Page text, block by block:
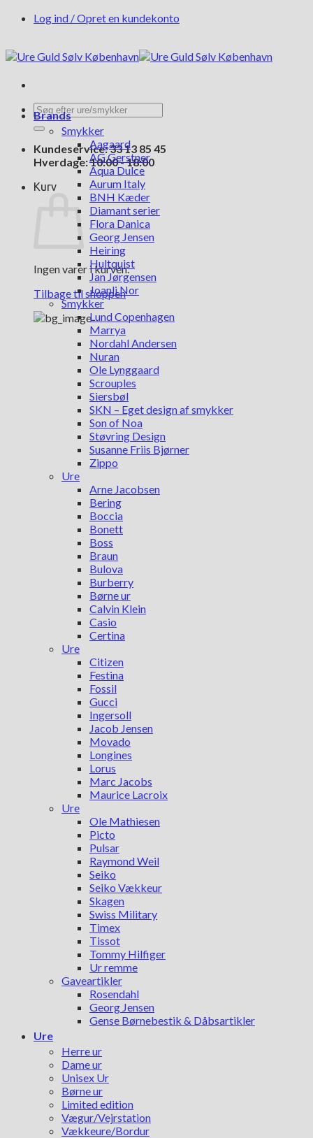
FortsætLog ind / Opret en kundekonto
Søg
efter:
Kundeservice: 33 13 85 45
Hverdage: 10:00 - 18:00
Kurv
Ingen varer i kurven.
Tilbage til shoppen
Brands
Smykker
Aagaard
AG Gerstner
Aqua Dulce
Aurum Italy
BNH Kæder
Diamant serier
Flora Danica
Georg Jensen
Heiring
Hultquist
Jan Jørgensen
Joanli Nor
Smykker
Lund Copenhagen
Marrya
Nordahl Andersen
Nuran
Ole Lynggaard
Scrouples
Siersbøl
SKN – Eget design af smykker
Son of Noa
Støvring Design
Susanne Friis Bjørner
Zippo
Ure
Arne Jacobsen
Bering
Boccia
Bonett
Boss
Braun
Bulova
Burberry
Børne ur
Calvin Klein
Casio
Certina
Ure
Citizen
Festina
Fossil
Gucci
Ingersoll
Jacob Jensen
Movado
Longines
Lorus
Marc Jacobs
Maurice Lacroix
Ure
Ole Mathiesen
Picto
Pulsar
Raymond Weil
Seiko
Seiko Vækkeur
Skagen
Swiss Military
Timex
Tissot
Tommy Hilfiger
Ur remme
Gaveartikler
Rosendahl
Georg Jensen
Gense Børnebestik & Dåbsartikler
Ure
Herre ur
Dame ur
Unisex Ur
Børne ur
Limited edition
Vægur/Vejrstation
Vækkeure/Bordur